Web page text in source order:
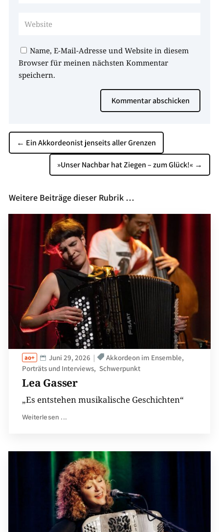
Name, E-Mail-Adresse und Website in diesem
Browser für meinen nächsten Kommentar
speichern.
Kommentar abschicken
← Ein Akkordeonist jenseits aller Grenzen
»Unser Nachbar hat Ziegen – zum Glück!« →
Weitere Beiträge dieser Rubrik …
Lea Gasser
Juni 29, 2026
Akkordeon im Ensemble
Porträts und Interviews
Schwerpunkt
„Es entstehen musikalische Geschichten“
Weiterlesen ...